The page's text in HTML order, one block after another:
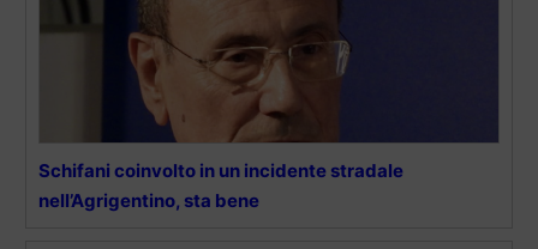
Schifani coinvolto in un incidente stradale
nell’Agrigentino, sta bene